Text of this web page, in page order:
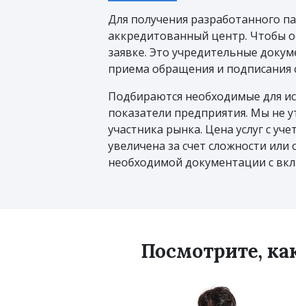
Для получения разработанного
аккредитованный центр. Чтобы
заявке. Это учредительные
приема обращения и подписания
Подбираются необходимые для
показатели предприятия. Мы не
участника рынка. Цена услуг с
увеличена за счет сложности
необходимой документации с
Посмотрите,